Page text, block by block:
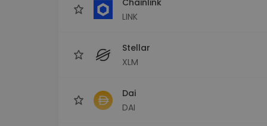
LINK
Stellar
XLM
Dai
DAI